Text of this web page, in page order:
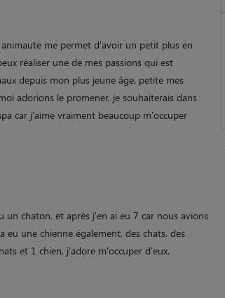
me permet d'avoir un petit plus en
réaliser une de mes passions qui est
depuis mon plus jeune âge, petite mes
adorions le promener. je souhaiterais dans
car j'aime vraiment beaucoup m'occuper
un chaton. et après j'en ai eu 7 car nous avions
eu une chienne également, des chats, des
et 1 chien, j'adore m'occuper d'eux.